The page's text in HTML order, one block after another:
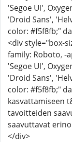
'Segoe UI',
'Droid Sans',
color: #f5f8fb;"
<div style="box-
family: Roboto, -
'Segoe UI',
'Droid Sans',
color: #f5f8fb;"
kasvattamiseen
tavoitteiden
saavuttavat
</div>